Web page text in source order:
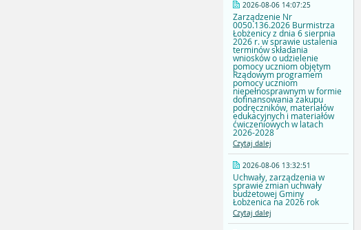
2026-08-06 14:07:25
Zarządzenie Nr
0050.136.2026 Burmistrza
Łobżenicy z dnia 6 sierpnia
2026 r. w sprawie ustalenia
terminów składania
wniosków o udzielenie
pomocy uczniom objętym
Rządowym programem
pomocy uczniom
niepełnosprawnym w formie
dofinansowania zakupu
podręczników, materiałów
edukacyjnych i materiałów
ćwiczeniowych w latach
2026-2028
Czytaj dalej
2026-08-06 13:32:51
Uchwały, zarządzenia w
sprawie zmian uchwały
budżetowej Gminy
Łobżenica na 2026 rok
Czytaj dalej